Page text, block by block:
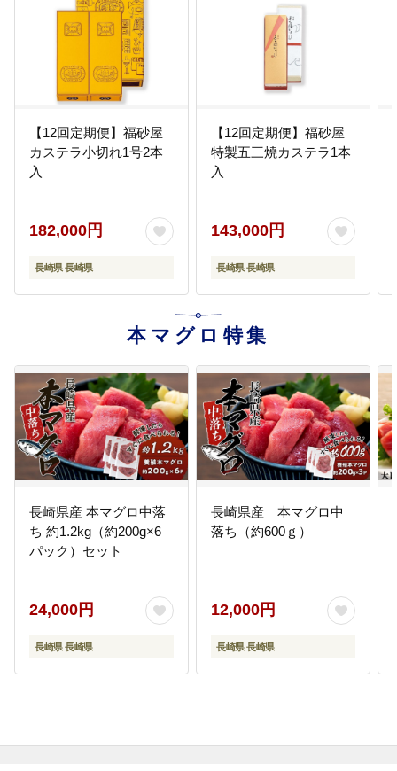
【12回定期便】福砂屋
カステラ小切れ1号2本
入
182,000円
長崎県 長崎県
【12回定期便】福砂屋
特製五三焼カステラ1本
入
143,000円
長崎県 長崎県
本マグロ特集
長崎県産 本マグロ中落
ち 約1.2kg（約200g×6
パック）セット
24,000円
長崎県 長崎県
長崎県産 本マグロ中
落ち（約600ｇ）
12,000円
長崎県 長崎県